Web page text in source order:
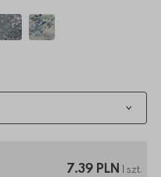
7.39 PLN 1 szt.